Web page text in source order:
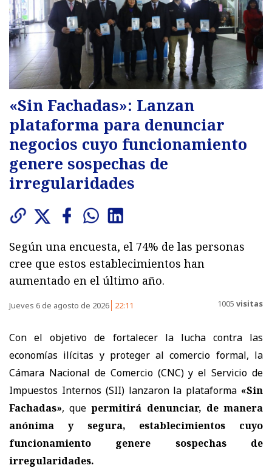
«Sin Fachadas»: Lanzan
plataforma para denunciar
negocios cuyo funcionamiento
genere sospechas de
irregularidades
Según una encuesta, el 74% de las personas
cree que estos establecimientos han
aumentado en el último año.
Jueves 6 de agosto de 2026 22:11 1005 visitas
Con el objetivo de fortalecer la lucha contra las
economías ilícitas y proteger al comercio formal, la
Cámara Nacional de Comercio (CNC) y el Servicio de
Impuestos Internos (SII) lanzaron la plataforma «Sin
Fachadas», quepermitirá denunciar, de manera
anónima y segura, establecimientos cuyo
funcionamiento genere sospechas de
irregularidades.